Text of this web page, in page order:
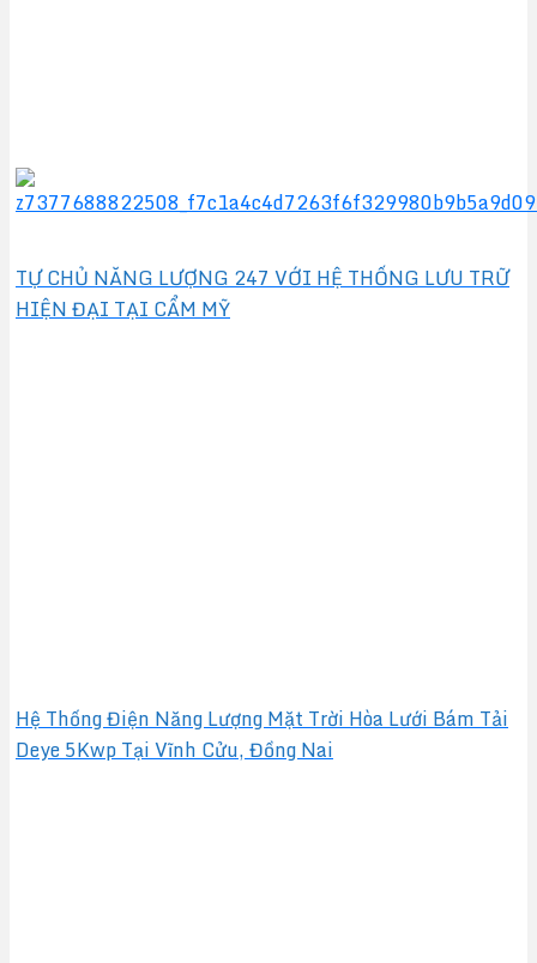
TỰ CHỦ NĂNG LƯỢNG 247 VỚI HỆ THỐNG LƯU TRỮ
HIỆN ĐẠI TẠI CẨM MỸ
Hệ Thống Điện Năng Lượng Mặt Trời Hòa Lưới Bám Tải
Deye 5Kwp Tại Vĩnh Cửu, Đồng Nai